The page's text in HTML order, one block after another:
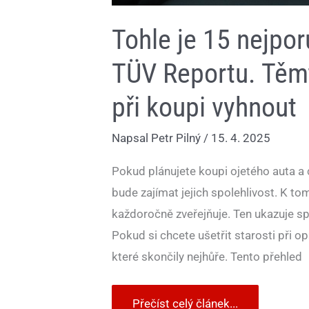
Tohle je 15
TÜV Reportu.
při koupi vyhnout
Napsal Petr Pilný / 15. 4. 2025
Pokud plánujete koupi ojetého auta
bude zajímat jejich spolehlivost. K
každoročně zveřejňuje. Ten ukazuje
Pokud si chcete ušetřit starosti při
které skončily nejhůře. Tento přehled
Přečíst celý článek...